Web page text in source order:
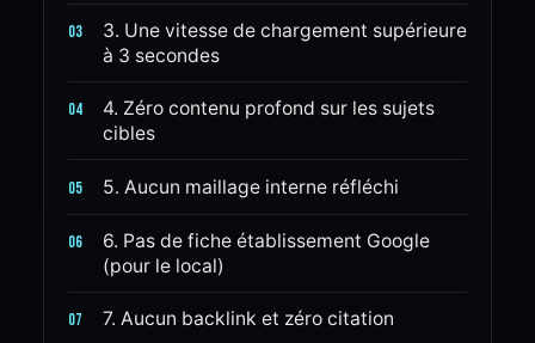
03
3. Une vitesse de chargement supérieure
à 3 secondes
04
4. Zéro contenu profond sur les sujets
cibles
05 5. Aucun maillage interne réfléchi
06
6. Pas de fiche établissement Google
(pour le local)
07 7. Aucun backlink et zéro citation